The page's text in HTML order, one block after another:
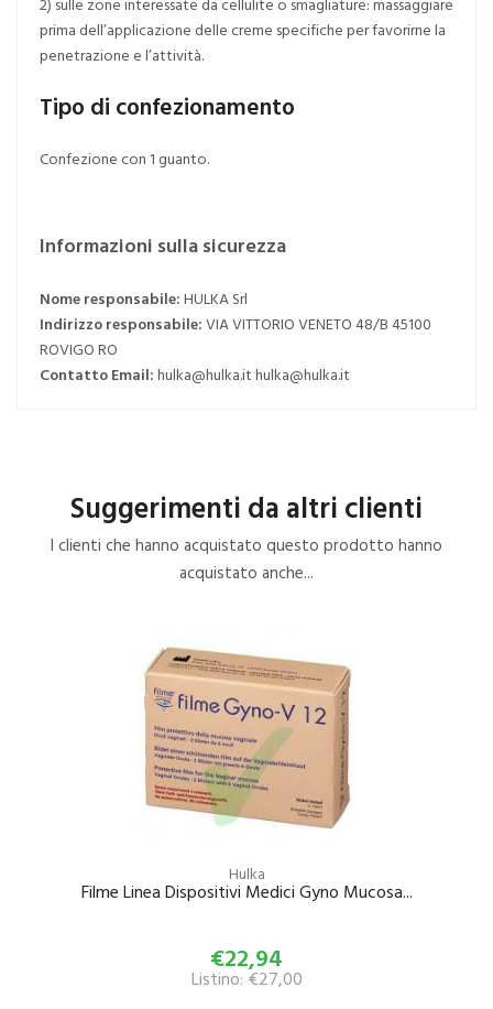
prima dell’applicazione delle creme specifiche per favorirne la
penetrazione e l’attività.
Tipo di confezionamento
Confezione con 1 guanto.
Informazioni sulla sicurezza
Nome responsabile:HULKA Srl
Indirizzo responsabile:VIA VITTORIO VENETO 48/B 45100
ROVIGO RO
Contatto Email:hulka@hulka.it hulka@hulka.it
Suggerimenti da altri clienti
I clienti che hanno acquistato questo prodotto hanno
acquistato anche...
Hulka
Filme Linea Dispositivi Medici Gyno Mucosa...
€22,94
Listino: €27,00